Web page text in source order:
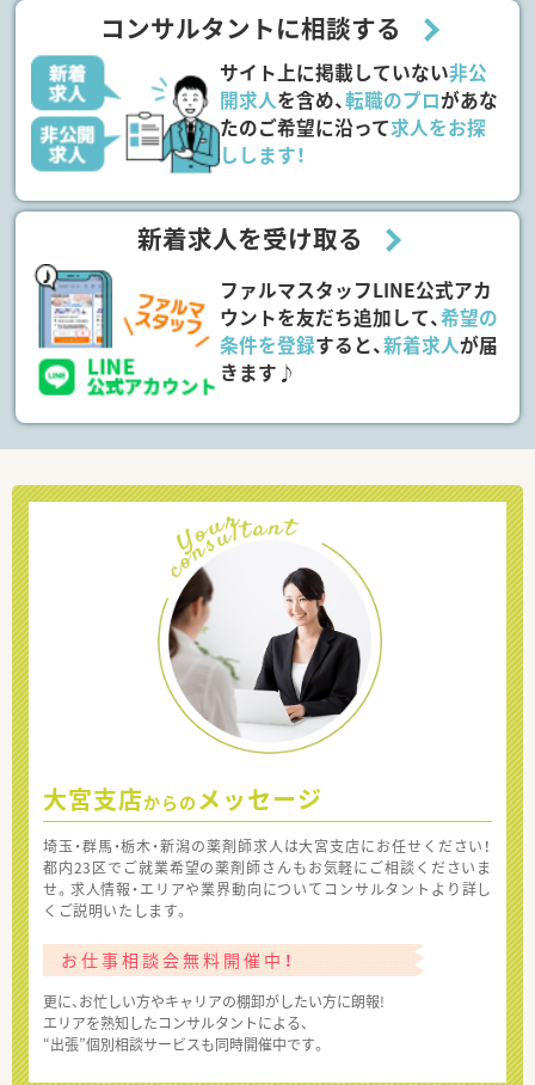
コンサルタントに相談する
サイト上に掲載していない非公
開求人を含め、転職のプロがあな
たのご希望に沿って求人をお探
しします！
新着求人を受け取る
ファルマスタッフLINE公式アカ
ウントを友だち追加して、希望の
条件を登録すると、新着求人が届
きます♪
大宮支店からの メッセージ
埼玉・群馬・栃木・新潟の薬剤師求人は大宮支店にお任せください！
都内23区でご就業希望の薬剤師さんもお気軽にご相談くださいま
せ。求人情報・エリアや業界動向についてコンサルタントより詳し
くご説明いたします。
お仕事相談会無料開催中！
更に、お忙しい方やキャリアの棚卸がしたい方に朗報!
エリアを熟知したコンサルタントによる、
“出張”個別相談サービスも同時開催中です。